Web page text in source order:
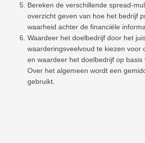
Bereken de verschillende spread-
overzicht geven van hoe het bedrijf
waarheid achter de financiële
Waardeer het doelbedrijf door het
waarderingsveelvoud te kiezen voor
en waardeer het doelbedrijf op basis
Over het algemeen wordt een
gebruikt.